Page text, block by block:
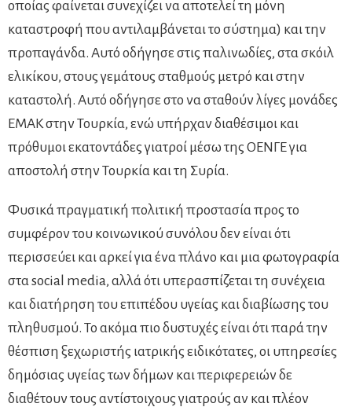
οποίας φαίνεται συνεχίζει να αποτελεί τη μόνη
καταστροφή που αντιλαμβάνεται το σύστημα) και την
προπαγάνδα. Αυτό οδήγησε στις παλινωδίες, στα σκόιλ
ελικίκου, στους γεμάτους σταθμούς μετρό και στην
καταστολή. Αυτό οδήγησε στο να σταθούν λίγες μονάδες
ΕΜΑΚ στην Τουρκία, ενώ υπήρχαν διαθέσιμοι και
πρόθυμοι εκατοντάδες γιατροί μέσω της ΟΕΝΓΕ για
αποστολή στην Τουρκία και τη Συρία.
Φυσικά πραγματική πολιτική προστασία προς το
συμφέρον του κοινωνικού συνόλου δεν είναι ότι
περισσεύει και αρκεί για ένα πλάνο και μια φωτογραφία
στα social media, αλλά ότι υπερασπίζεται τη συνέχεια
και διατήρηση του επιπέδου υγείας και διαβίωσης του
πληθυσμού. Το ακόμα πιο δυστυχές είναι ότι παρά την
θέσπιση ξεχωριστής ιατρικής ειδικότατες, οι υπηρεσίες
δημόσιας υγείας των δήμων και περιφερειών δε
διαθέτουν τους αντίστοιχους γιατρούς αν και πλέον